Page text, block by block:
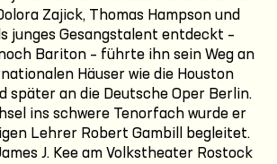
Zajick, Thomas Hampson und
junges Gesangstalent entdeckt –
Bariton – führte ihn sein Weg an
Häuser wie die Houston
später an die Deutsche Oper Berlin.
ins schwere Tenorfach wurde er
Lehrer Robert Gambill begleitet.
J. Kee am Volkstheater Rostock